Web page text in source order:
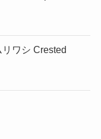
ワシ Crested